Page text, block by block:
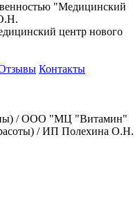
"Медицинский
центр нового
Контакты
/ ООО "МЦ "Витамин"
/ ИП Полехина О.Н.